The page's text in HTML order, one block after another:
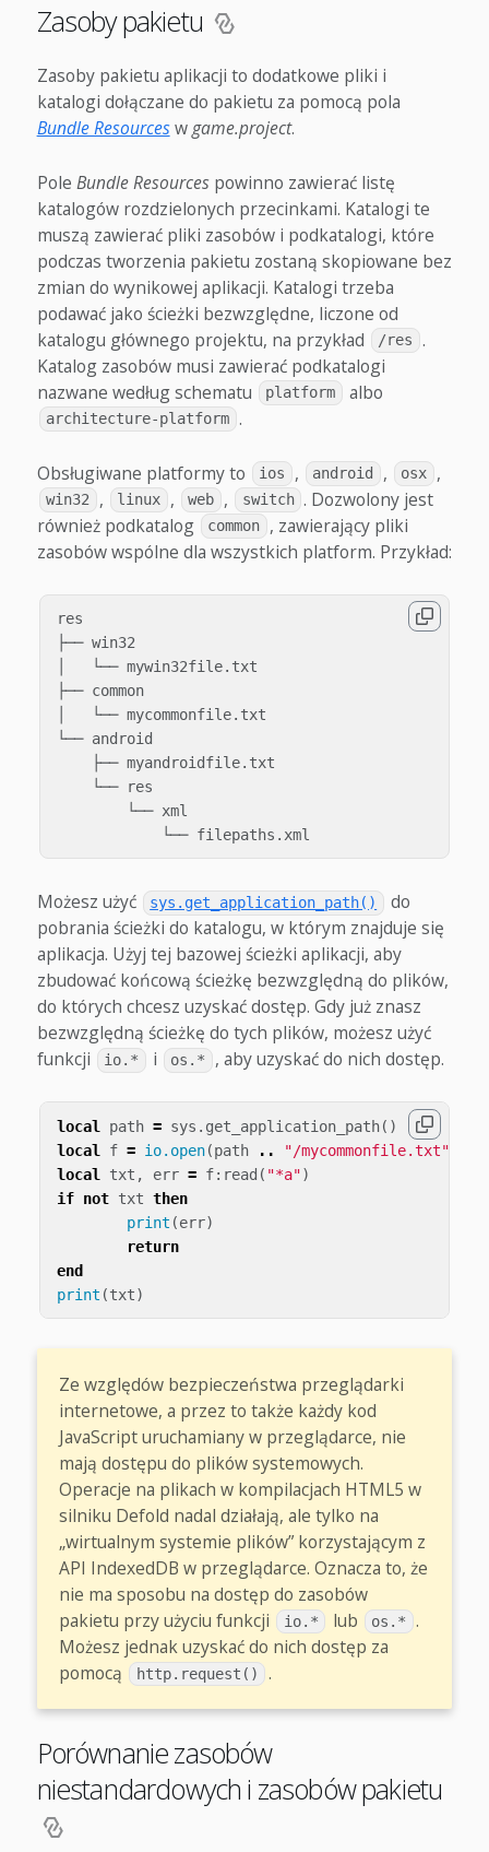
Zasoby pakietu
Zasoby pakietu aplikacji to dodatkowe pliki i
katalogi dołączane do pakietu za pomocą pola
Bundle Resourceswgame.project.
Pole Bundle Resourcespowinno zawierać listę
katalogów rozdzielonych przecinkami. Katalogi te
muszą zawierać pliki zasobów i podkatalogi, które
podczas tworzenia pakietu zostaną skopiowane bez
zmian do wynikowej aplikacji. Katalogi trzeba
podawać jako ścieżki bezwzględne, liczone od
katalogu głównego projektu, na przykład
/res
.
Katalog zasobów musi zawierać podkatalogi
nazwane według schematu
platform albo
architecture-platform .
Obsługiwane platformy to ios , android , osx ,
win32 , linux , web , switch . Dozwolony jest
również podkatalog
common
, zawierający pliki
zasobów wspólne dla wszystkich platform. Przykład:
res
├── win32
│   └── mywin32file.txt
├── common
│   └── mycommonfile.txt
└── android
    ├── myandroidfile.txt
    └── res
        └── xml
Możesz użyć sys.get_application_path()
do
pobrania ścieżki do katalogu, w którym znajduje się
aplikacja. Użyj tej bazowej ścieżki aplikacji, aby
zbudować końcową ścieżkę bezwzględną do plików,
do których chcesz uzyskać dostęp. Gdy już znasz
bezwzględną ścieżkę do tych plików, możesz użyć
funkcji
io.* i os.* , aby uzyskać do nich dostęp.
local path = sys . get_application_path()
local
f = io.open(path .. "/mycommonfile.txt"
local
txt , err = f: read ( "*a")
if not txt then
print (err)
return
end
print (txt)
Ze względów bezpieczeństwa przeglądarki
internetowe, a przez to także każdy kod
JavaScript uruchamiany w przeglądarce, nie
mają dostępu do plików systemowych.
Operacje na plikach w kompilacjach HTML5 w
silniku Defold nadal działają, ale tylko na
„wirtualnym systemie plików” korzystającym z
API IndexedDB w przeglądarce. Oznacza to, że
nie ma sposobu na dostęp do zasobów
pakietu przy użyciu funkcji
io.* lub os.*
.
Możesz jednak uzyskać do nich dostęp za
pomocą
http.request() .
Porównanie zasobów
niestandardowych i zasobów pakietu